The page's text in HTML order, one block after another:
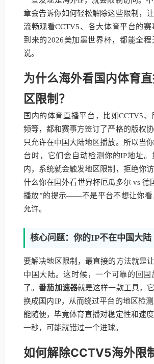
章会告诉你如何轻松解除这些限制，让
流畅观看CCTV5、各大体育平台的
到来的2026美加墨世界杯，都能全
说。
为什么海外看国内体育
区限制？
国内的体育直播平台，比如CCTV5
频等，都和赛事方签订了严格的版权
只允许在中国大陆地区播放。所以当
台时，它们会自动检测你的IP地址。
内，系统就会触发地区限制，拒绝你
什么你在国外看世界杯厄瓜多尔 vs 德
播放”的提示——不是平台不想让你看
允许。
核心问题：你的IP不在中国大陆
要解决地区限制，最直接的方法就是
中国大陆。这时候，一个可靠的回国
了。番茄加速器就是这样一款工具，
换成国内IP，从而绕过平台的地区检
能随便，毕竟体育直播对稳定性和速
一秒，可能就错过一个进球。
如何解除CCTV5海外限